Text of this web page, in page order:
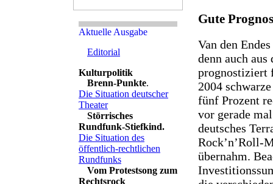
Editorial
Brenn-Punkte.
Die Situation deutscher
Theater
Störrisches
Rundfunk-Stiefkind.
Die Situation des
öffentlich-rechtlichen
Rundfunks
Vom Protestsong zum
Rechtsrock
Gute
Van den
denn auch
prognostiziert
2004
fünf Prozent
vor gerade
deutsches
Rock’n’Roll-
übernahm.